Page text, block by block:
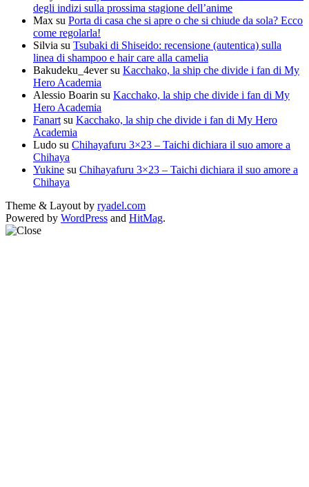
degli indizi sulla prossima stagione dell’anime
Max su Porta di casa che si apre o che si chiude da sola? Ecco
come regolarla!
Silvia su Tsubaki di Shiseido: recensione (autentica) sulla
linea di shampoo e hair care alla camelia
Bakudeku_4eversu Kacchako, la ship che divide i fan di My
Hero Academia
Alessio Boarin su Kacchako, la ship che divide i fan di My
Hero Academia
Fanart su Kacchako, la ship che divide i fan di My Hero
Academia
Ludo su Chihayafuru 3×23 – Taichi dichiara il suo amore a
Chihaya
Yukine su Chihayafuru 3×23 – Taichi dichiara il suo amore a
Chihaya
Theme & Layout by ryadel.com
Powered by WordPress and HitMag.